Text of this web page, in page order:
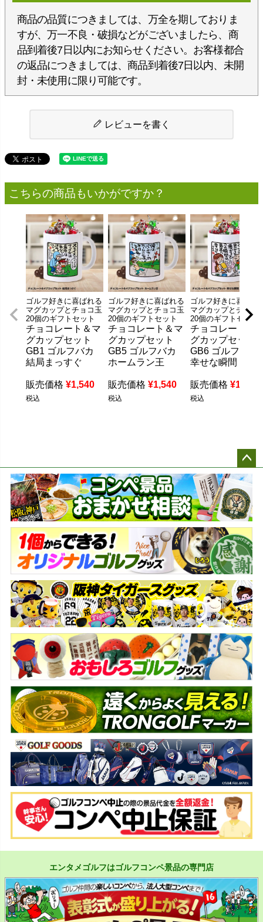
商品の品質につきましては、万全を期しておりま
すが、万一不良・破損などがございましたら、商
品到着後7日以内にお知らせください。お客様都合
の返品につきましては、商品到着後7日以内、未開
封・未使用に限り可能です。
レビューを書く
こちらの商品もいかがですか？
ゴルフ好きに喜ばれる
マグカップとチョコ玉
20個のギフトセット
チョコレート＆マ
グカップセット
GB1 ゴルフバカ
結局まっすぐ
販売価格 ¥1,540
税込
ゴルフ好きに喜ばれる
マグカップとチョコ玉
20個のギフトセット
チョコレート＆マ
グカップセット
GB5 ゴルフバカ
ホームラン王
販売価格 ¥1,540
税込
ゴルフ好きに喜ばれ
マグカップとチョコ
20個のギフトセット
チョコレート＆
グカップセット
GB6 ゴルフバカ
幸せな瞬間
販売価格 ¥1,540
税込
ペー
ジト
ップ
へ
エンタメゴルフはゴルフコンペ景品の専門店